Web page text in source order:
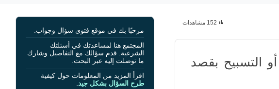
152 مشاهدات
التسبيح بقصد
مرحبًا بك في موقع فتوى سؤال وجواب.
المجتمع هنا لمساعدتك في أسئلتك
الشرعية. قدم سؤالك مع التفاصيل وشارك
ما توصلت إليه عبر البحث.
اقرأ المزيد من المعلومات حول كيفية
طرح السؤال بشكل جيد